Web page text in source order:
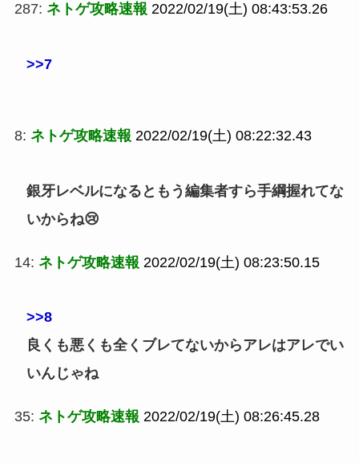
287: ネトゲ攻略速報 2022/02/19(土) 08:43:53.26
>>7
8: ネトゲ攻略速報 2022/02/19(土) 08:22:32.43
銀牙レベルになるともう編集者すら手綱握れてな
いからね😢
14: ネトゲ攻略速報 2022/02/19(土) 08:23:50.15
>>8
良くも悪くも全くブレてないからアレはアレでい
いんじゃね
35: ネトゲ攻略速報 2022/02/19(土) 08:26:45.28